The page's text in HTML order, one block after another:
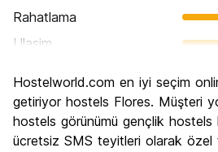
Rahatlama
Ulasim
Kültür
Gece hayatı
Ekonomik
Hostelworld.com en iyi seçim
getiriyor hostels Flores. Müşteri
hostels görünümü gençlik hostels
ücretsiz SMS teyitleri olarak özel